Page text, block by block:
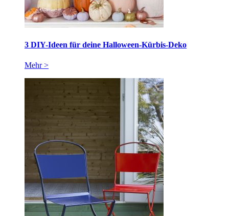
3 DIY-Ideen für deine Halloween-Kürbis-Deko
Mehr >